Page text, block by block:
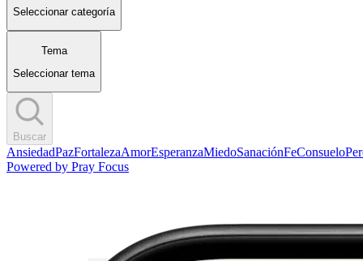
Seleccionar categoría
Tema
Seleccionar tema
Buscar
AnsiedadPazFortalezaAmorEsperanzaMiedoSanaciónFeConsuelo
Powered by Pray Focus